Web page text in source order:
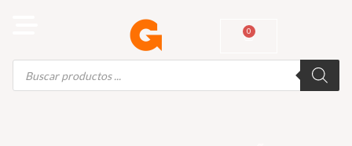
0
Cart
Búsqueda
productos